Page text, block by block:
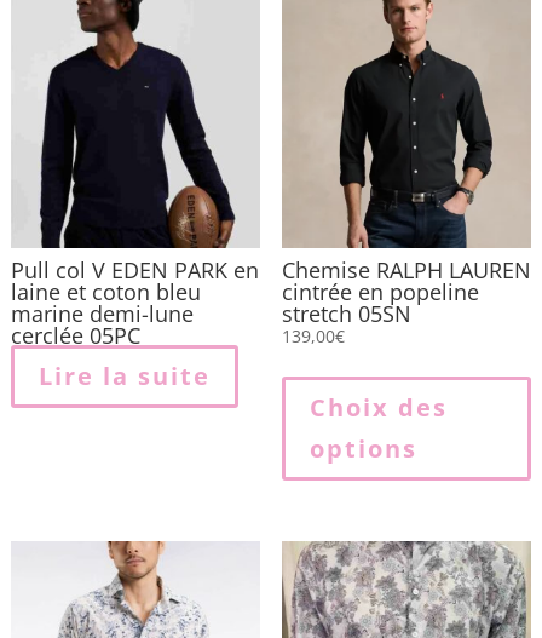
Pull col V EDEN PARK en
laine et coton bleu
marine demi-lune
cerclée 05PC
Lire la suite
Chemise RALPH LAUREN
cintrée en popeline
stretch 05SN
139,00€
Choix des
options